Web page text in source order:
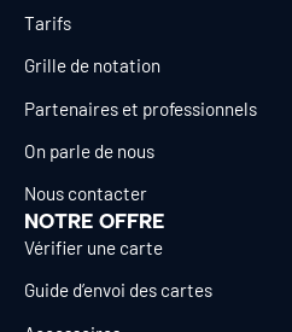
Tarifs
Grille de notation
Partenaires et professionnels
On parle de nous
Nous contacter
NOTRE OFFRE
Vérifier une carte
Guide d’envoi des cartes